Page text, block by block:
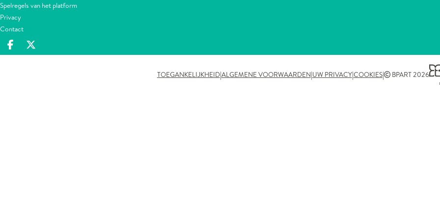
Spelregels van het platform
Privacy
Contact
Deel op facebook
Deel op X
TOEGANKELIJKHEID|ALGEMENE VOORWAARDEN|UW PRIVACY|COOKIES| BPART 2026